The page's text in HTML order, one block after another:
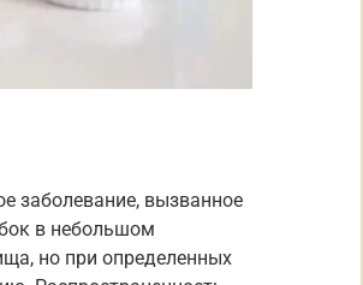
заболевание, вызванное
в небольшом
но при определенных